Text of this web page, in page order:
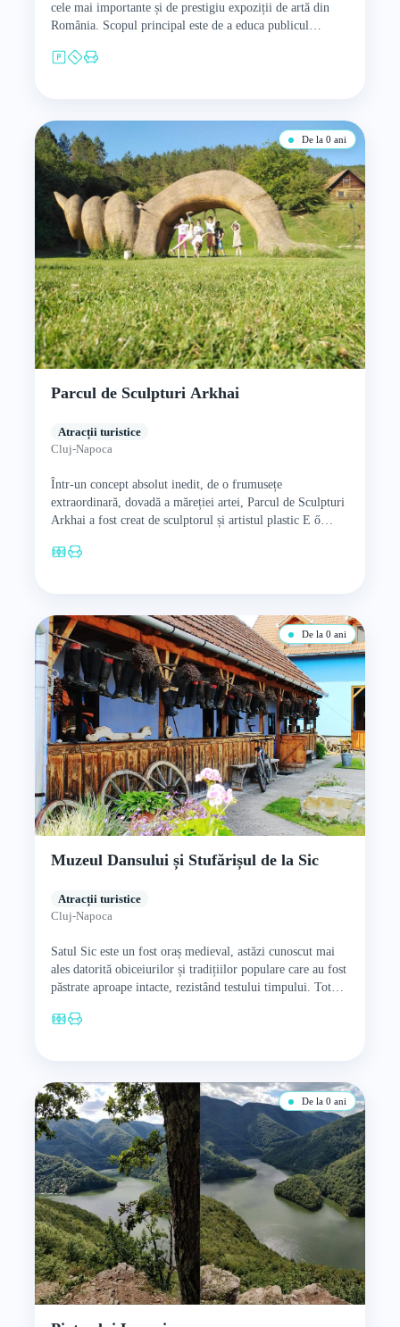
cele mai importante și de prestigiu expoziții de artă din
România. Scopul principal este de a educa publicul…
De la 0 ani
Parcul de Sculpturi Arkhai
Atracții turistice
Cluj-Napoca
Într-un concept absolut inedit, de o frumusețe
extraordinară, dovadă a măreției artei, Parcul de Sculpturi
Arkhai a fost creat de sculptorul și artistul plastic E ő…
De la 0 ani
Muzeul Dansului și Stufărișul de la Sic
Atracții turistice
Cluj-Napoca
Satul Sic este un fost oraș medieval, astăzi cunoscut mai
ales datorită obiceiurilor și tradițiilor populare care au fost
păstrate aproape intacte, rezistând testului timpului. Tot…
De la 0 ani